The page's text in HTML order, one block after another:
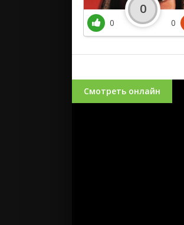
0
0
0
Смотреть онлайн